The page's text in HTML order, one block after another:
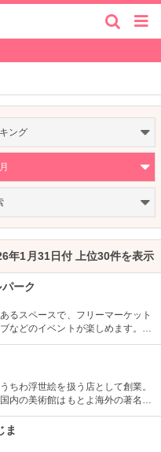
ング
年1月31日付 上位30件を表示
ーク
るスペースで、フリーマーケット
などのイベントが楽しめます。も
れたドックで今では国の重要文化
ちわ浮世絵を扱う店として創業。
内の美術館はもとよ海外の著名美
現在はうちわ、扇子、カレンダー
ま